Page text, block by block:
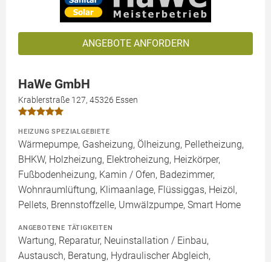
ANGEBOTE ANFORDERN
HaWe GmbH
Krablerstraße 127, 45326 Essen
HEIZUNG SPEZIALGEBIETE
Wärmepumpe, Gasheizung, Ölheizung, Pelletheizung,
BHKW, Holzheizung, Elektroheizung, Heizkörper,
Fußbodenheizung, Kamin / Ofen, Badezimmer,
Wohnraumlüftung, Klimaanlage, Flüssiggas, Heizöl,
Pellets, Brennstoffzelle, Umwälzpumpe, Smart Home
ANGEBOTENE TÄTIGKEITEN
Wartung, Reparatur, Neuinstallation / Einbau,
Austausch, Beratung, Hydraulischer Abgleich,